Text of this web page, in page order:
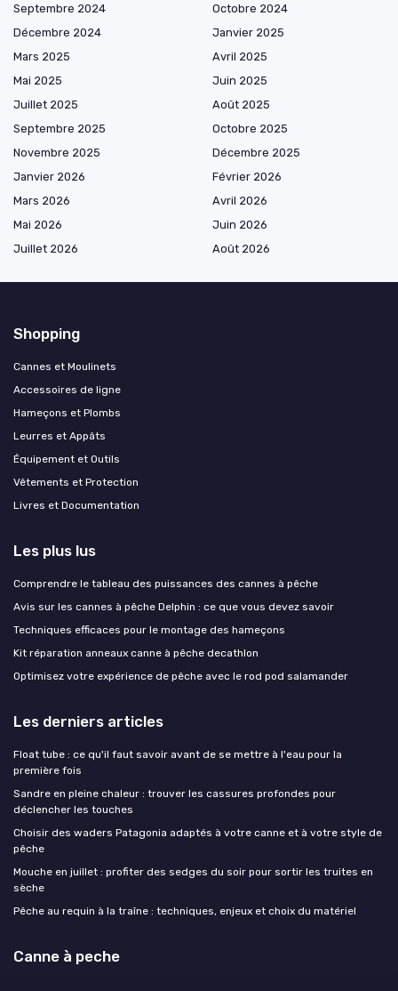
Septembre 2024
Octobre 2024
Décembre 2024
Janvier 2025
Mars 2025
Avril 2025
Mai 2025
Juin 2025
Juillet 2025
Août 2025
Septembre 2025
Octobre 2025
Novembre 2025
Décembre 2025
Janvier 2026
Février 2026
Mars 2026
Avril 2026
Mai 2026
Juin 2026
Juillet 2026
Août 2026
Shopping
Cannes et Moulinets
Accessoires de ligne
Hameçons et Plombs
Leurres et Appâts
Équipement et Outils
Vêtements et Protection
Livres et Documentation
Les plus lus
Comprendre le tableau des puissances des cannes à pêche
Avis sur les cannes à pêche Delphin : ce que vous devez savoir
Techniques efficaces pour le montage des hameçons
Kit réparation anneaux canne à pêche decathlon
Optimisez votre expérience de pêche avec le rod pod salamander
Les derniers articles
Float tube : ce qu'il faut savoir avant de se mettre à l'eau pour la
première fois
Sandre en pleine chaleur : trouver les cassures profondes pour
déclencher les touches
Choisir des waders Patagonia adaptés à votre canne et à votre style de
pêche
Mouche en juillet : profiter des sedges du soir pour sortir les truites en
sèche
Pêche au requin à la traîne : techniques, enjeux et choix du matériel
Canne à peche